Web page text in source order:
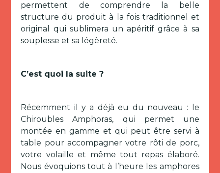
permettent de comprendre la belle
structure du produit à la fois traditionnel et
original qui sublimera un apéritif grâce à sa
souplesse et sa légèreté.
C’est quoi la suite ?
Récemment il y a déjà eu du nouveau : le
Chiroubles Amphoras, qui permet une
montée en gamme et qui peut être servi à
table pour accompagner votre rôti de porc,
votre volaille et même tout repas élaboré.
Nous évoquions tout à l’heure les amphores